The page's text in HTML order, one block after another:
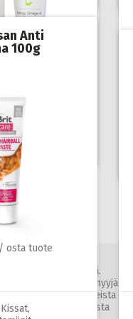
tuote
Kissat
Anti
100g
osta tuote
Kissat,
ole tuotteiden myyjä.
kumppanimme (=myyjä)
kysymykset tuotteista
myyjälle. Tarkista